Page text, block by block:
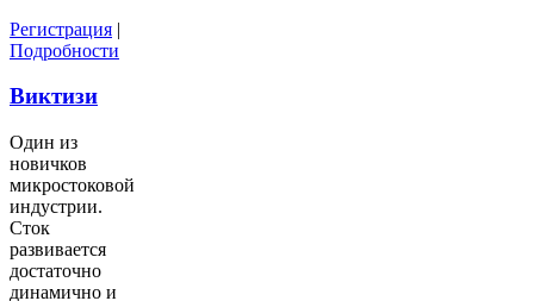
Регистрация |
Подробности
Виктизи
Один из
новичков
микростоковой
индустрии.
Сток
развивается
достаточно
динамично и